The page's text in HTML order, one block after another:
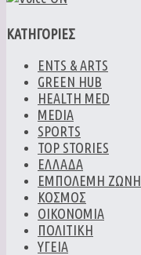
ΚΑΤΗΓΟΡΙΕΣ
ENTS & ARTS
GREEN HUB
HEALTH MED
MEDIA
SPORTS
TOP STORIES
ΕΛΛΑΔΑ
ΕΜΠΟΛΕΜΗ ΖΩΝΗ
ΚΟΣΜΟΣ
ΟΙΚΟΝΟΜΙΑ
ΠΟΛΙΤΙΚΗ
ΥΓΕΙΑ